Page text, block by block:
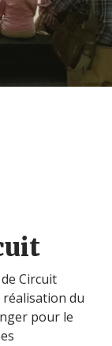
Circuit
du
pour le